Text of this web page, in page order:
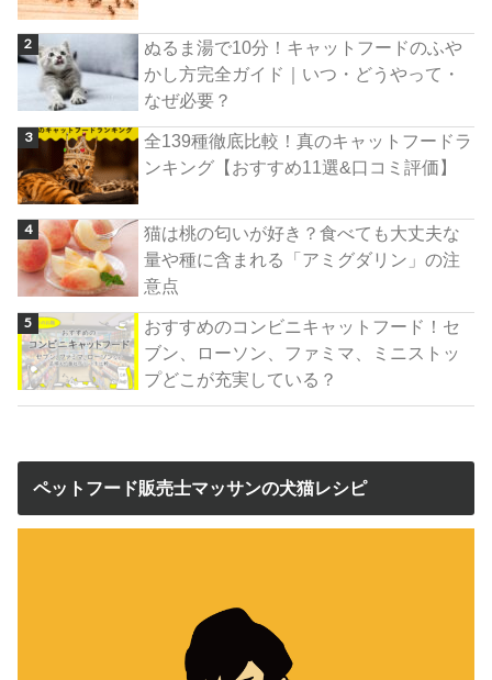
ぬるま湯で10分！キャットフードのふや
かし方完全ガイド｜いつ・どうやって・
なぜ必要？
全139種徹底比較！真のキャットフードラ
ンキング【おすすめ11選&口コミ評価】
猫は桃の匂いが好き？食べても大丈夫な
量や種に含まれる「アミグダリン」の注
意点
おすすめのコンビニキャットフード！セ
ブン、ローソン、ファミマ、ミニストッ
プどこが充実している？
ペットフード販売士マッサンの犬猫レシピ